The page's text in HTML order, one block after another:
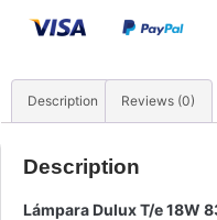
Description Reviews (0)
Description
Lámpara Dulux T/e 18W